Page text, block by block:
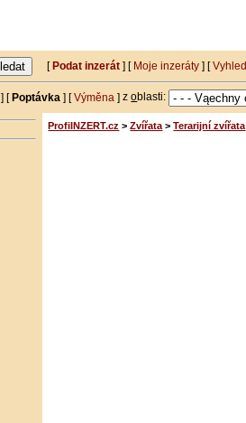
[Podat inzerát ] [ Moje inzeráty ] [
] [Poptávka ] [Výměna ]zoblasti:
ProfiINZERT.cz >Zvířata >Terarijní zvířata